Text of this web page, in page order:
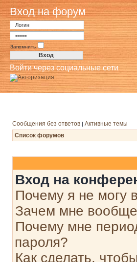
Вход на форум
Запомнить
Войти через социальные сети
Сообщения без ответов | Активные темы
Список форумов
Вход на
Почему я не могу
Зачем мне вообще
Почему мне
пароля?
Как сделать,